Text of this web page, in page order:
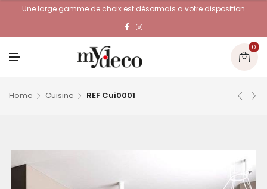
Une large gamme de choix est désormais a votre disposition
0
Home Cuisine REF Cui0001